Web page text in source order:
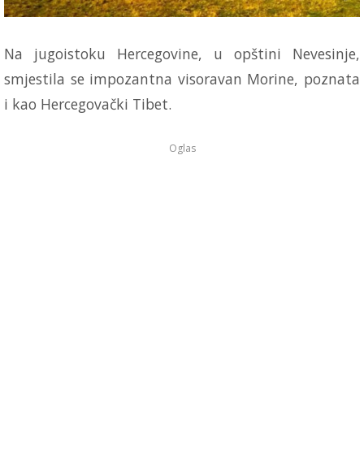
Na jugoistoku Hercegovine, u opštini Nevesinje,
smjestila se impozantna visoravan Morine, poznata
i kao Hercegovački Tibet.
Oglas